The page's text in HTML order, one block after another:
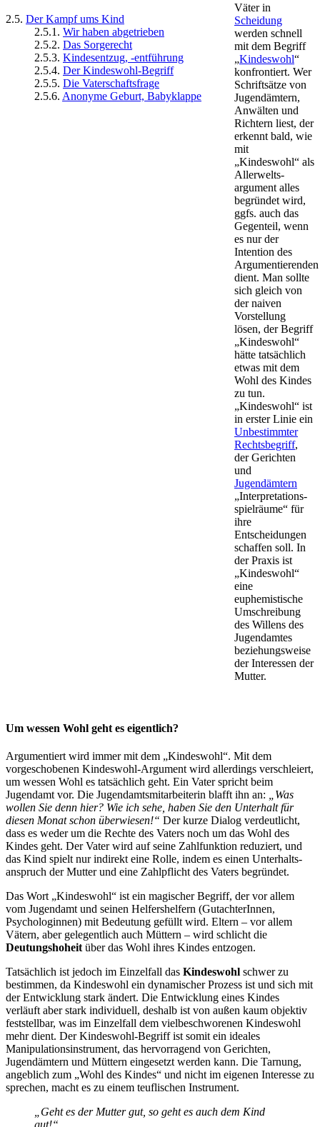
2.5. Der Kampf ums Kind
2.5.1. Wir haben abgetrieben
2.5.2. Das Sorgerecht
2.5.3. Kindesentzug, -entführung
2.5.4. Der Kindeswohl-Begriff
2.5.5. Die Vaterschaftsfrage
2.5.6. Anonyme Geburt, Babyklappe
Väter in
Scheidung
werden schnell
mit dem Begriff
„Kindeswohl“
konfrontiert. Wer
Schriftsätze von
Jugendämtern,
Anwälten und
Richtern liest, der
erkennt bald, wie
mit
„Kindeswohl“ als
Aller­welts­
argument alles
begründet wird,
ggfs. auch das
Gegenteil, wenn
es nur der
Intention des
Argumentierenden
dient. Man sollte
sich gleich von
der naiven
Vorstellung
lösen, der Begriff
„Kindeswohl“
hätte tatsächlich
etwas mit dem
Wohl des Kindes
zu tun.
„Kindeswohl“ ist
in erster Linie ein
Unbestimmter
Rechtsbegriff,
der Gerichten
und
Jugendämtern
„Inter­pretations­
spiel­räume“ für
ihre
Entscheidungen
schaffen soll. In
der Praxis ist
„Kindeswohl“
eine
euphemistische
Umschreibung
des Willens des
Jugendamtes
beziehungsweise
der Interessen der
Mutter.
Um wessen Wohl geht es eigentlich?
Argumentiert wird immer mit dem „Kindeswohl“. Mit dem
vorgeschobenen Kindeswohl-Argument wird allerdings verschleiert,
um wessen Wohl es tatsächlich geht. Ein Vater spricht beim
Jugendamt vor. Die Jugend­amts­mit­arbeiterin blafft ihn an:
„Was
wollen Sie denn hier? Wie ich sehe, haben Sie den Unterhalt für
diesen Monat schon überwiesen!“ Der kurze Dialog verdeutlicht,
dass es weder um die Rechte des Vaters noch um das Wohl des
Kindes geht. Der Vater wird auf seine Zahlfunktion reduziert, und
das Kind spielt nur indirekt eine Rolle, indem es einen Unter­halts­
anspruch der Mutter und eine Zahlpflicht des Vaters begründet.
Das Wort „Kindeswohl“ ist ein magischer Begriff, der vor allem
vom Jugendamt und seinen Helfershelfern (GutachterInnen,
Psychologinnen) mit Bedeutung gefüllt wird. Eltern – vor allem
Vätern, aber gelegentlich auch Müttern – wird schlicht die
Deutungshoheit über das Wohl ihres Kindes entzogen.
Tatsächlich ist jedoch im Einzelfall das Kindeswohl schwer zu
bestimmen, da Kindeswohl ein dynamischer Prozess ist und sich mit
der Entwicklung stark ändert. Die Entwicklung eines Kindes
verläuft aber stark individuell, deshalb ist von außen kaum objektiv
feststellbar, was im Einzelfall dem vielbeschworenen Kindeswohl
mehr dient. Der Kindeswohl-Begriff ist somit ein ideales
Manipulations­instrument, das hervorragend von Gerichten,
Jugendämtern und Müttern eingesetzt werden kann. Die Tarnung,
angeblich zum „Wohl des Kindes“ und nicht im eigenen Interesse zu
sprechen, macht es zu einem teuflischen Instrument.
„Geht es der Mutter gut, so geht es auch dem Kind